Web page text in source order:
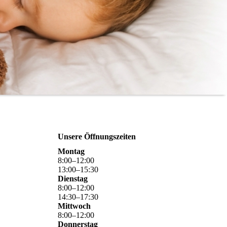
Unsere Öffnungszeiten
Montag
8:00–12:00
13:00–15:30
Dienstag
8:00–12:00
14:30–17:30
Mittwoch
8:00–12:00
Donnerstag